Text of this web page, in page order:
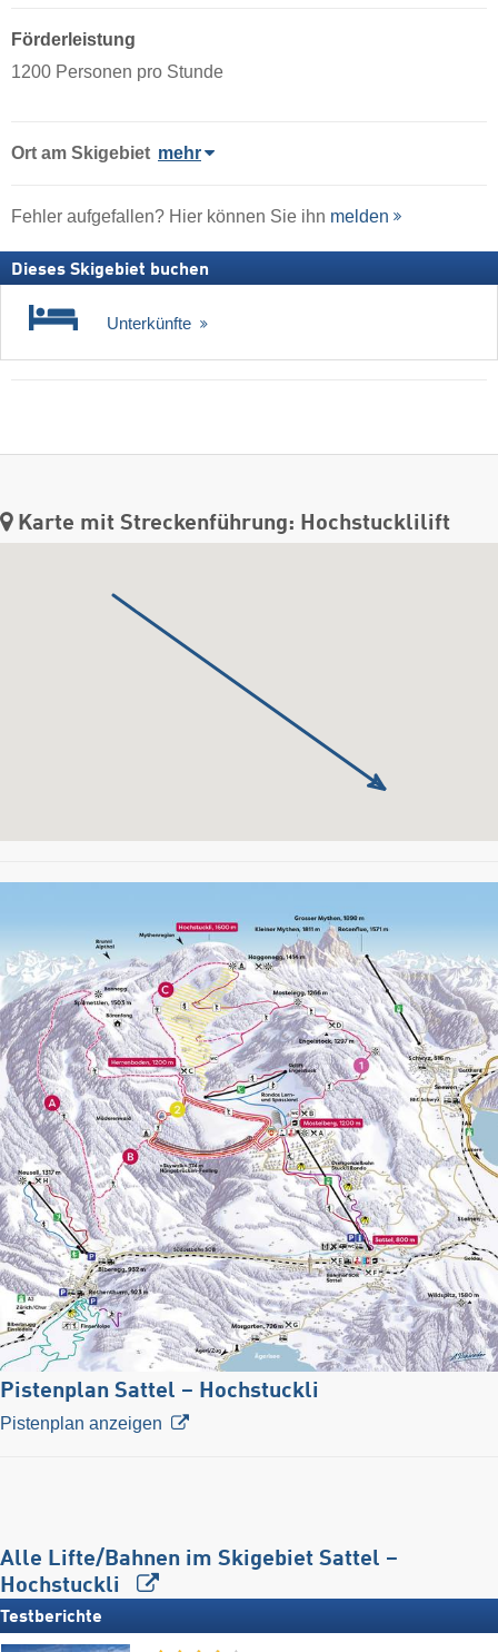
Förderleistung
1200 Personen pro Stunde
Ort am Skigebiet mehr
Fehler aufgefallen? Hier können Sie ihn melden
Dieses Skigebiet buchen
Unterkünfte
Karte mit Streckenführung: Hochstucklilift
Pistenplan Sattel – Hochstuckli
Pistenplan anzeigen
Alle Lifte/Bahnen im Skigebiet Sattel –
Hochstuckli
Testberichte